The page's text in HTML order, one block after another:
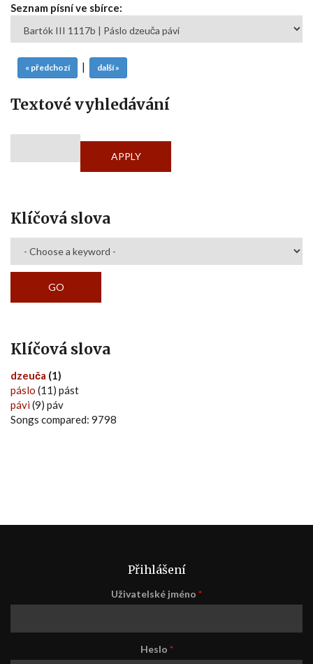
Seznam písní ve sbírce:
« předchozí | další »
Textové vyhledávání
Klíčová slova
Klíčová slova
dzeuča (1)
páslo (11) pást
pávi(9) páv
Songs compared: 9798
Přihlášení
Uživatelské jméno *
Heslo *